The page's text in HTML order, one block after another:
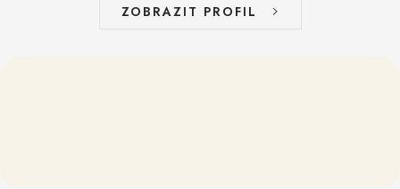
ZOBRAZIT PROFIL